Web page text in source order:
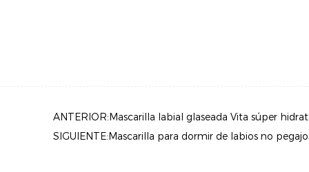
ANTERIOR:Mascarilla labial glaseada Vita súper
SIGUIENTE:Mascarilla para dormir de labios no